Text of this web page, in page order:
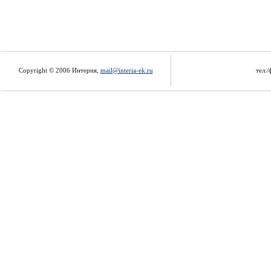
Copyright © 2006 Интерия, mail@interia-ek.ru